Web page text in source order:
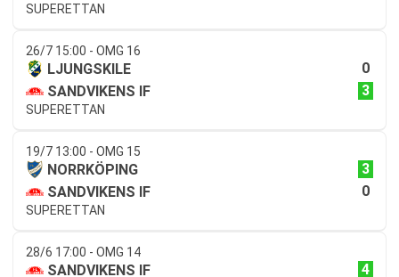
SUPERETTAN
26/7 15:00 - OMG 16
LJUNGSKILE
0
SANDVIKENS IF
3
SUPERETTAN
19/7 13:00 - OMG 15
NORRKÖPING
3
SANDVIKENS IF
0
SUPERETTAN
28/6 17:00 - OMG 14
SANDVIKENS IF
4